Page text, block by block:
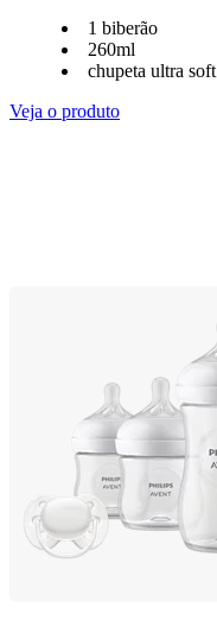
1 biberão
260ml
chupeta ultra soft
Veja o produto